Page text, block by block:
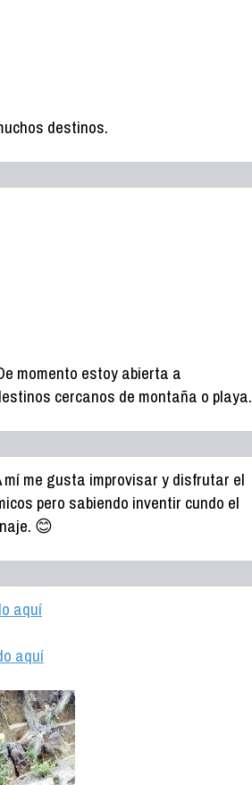
destinos.
momento estoy abierta a
cercanos de montaña o playa.
me gusta improvisar y disfrutar el
pero sabiendo inventir cundo el
😊
aquí
aquí